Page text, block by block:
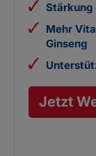
Stärkung
Mehr
Ginseng
Jetzt